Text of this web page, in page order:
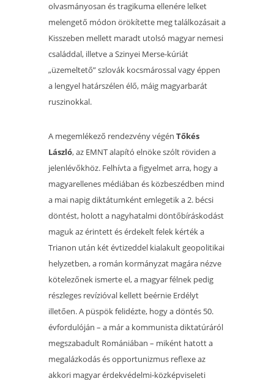
olvasmányosan és tragikuma ellenére lelket
melengető módon örökítette meg találkozásait a
Kisszeben mellett maradt utolsó magyar nemesi
családdal, illetve a Szinyei Merse-kúriát
„üzemeltető” szlovák kocsmárossal vagy éppen
a lengyel határszélen élő, máig magyarbarát
ruszinokkal.
A megemlékező rendezvény végén Tőkés
László, az EMNT alapító elnöke szólt röviden a
jelenlévőkhöz. Felhívta a figyelmet arra, hogy a
magyarellenes médiában és közbeszédben mind
a mai napig diktátumként emlegetik a 2. bécsi
döntést, holott a nagyhatalmi döntőbíráskodást
maguk az érintett és érdekelt felek kérték a
Trianon után két évtizeddel kialakult geopolitikai
helyzetben, a román kormányzat magára nézve
kötelezőnek ismerte el, a magyar félnek pedig
részleges revízióval kellett beérnie Erdélyt
illetően. A püspök felidézte, hogy a döntés 50.
évfordulóján – a már a kommunista diktatúráról
megszabadult Romániában – miként hatott a
megalázkodás és opportunizmus reflexe az
akkori magyar érdekvédelmi-közképviseleti